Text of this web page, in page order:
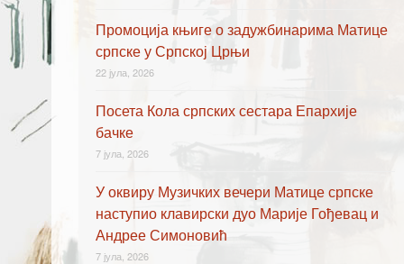
Промоција књиге о задужбинарима Матице
српске у Српској Црњи
22 јула, 2026
Посета Кола српских сестара Епархије
бачке
7 јула, 2026
У оквиру Музичких вечери Матице српске
наступио клавирски дуо Марије Гођевац и
Андрее Симоновић
7 јула, 2026